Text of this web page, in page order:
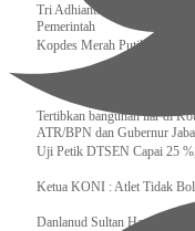
Tri Adhianto Katakan :
Pemerintah
Kopdes Merah Putih
Presiden, Prabowo Subianto
Tertibkan bangunan liar di
ATR/BPN dan Gubernur
Uji Petik DTSEN Capai 25
Ketua KONI : Atlet Tidak
Danlanud Sultan